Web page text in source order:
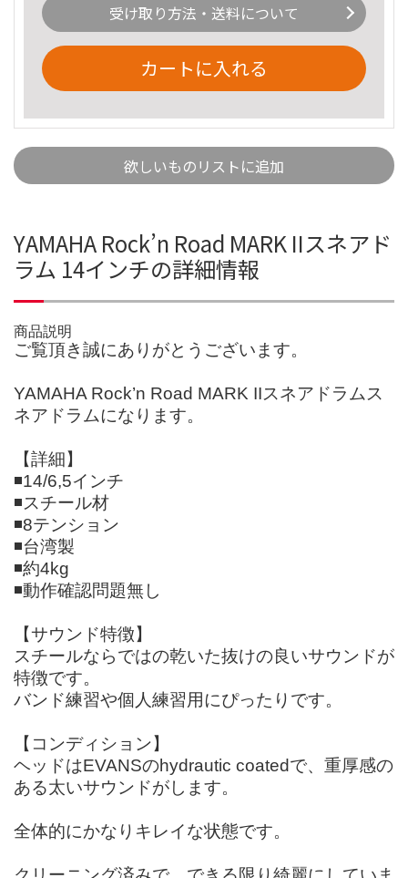
受け取り方法・送料について
カートに入れる
欲しいものリストに追加
YAMAHA Rock’n Road MARK IIスネアド
ラム 14インチの詳細情報
商品説明
ご覧頂き誠にありがとうございます。
YAMAHA Rock’n Road MARK IIスネアドラムス
ネアドラムになります。
【詳細】
◾️14/6,5インチ
◾️スチール材
◾️8テンション
◾️台湾製
◾️約4kg
◾️動作確認問題無し
【サウンド特徴】
スチールならではの乾いた抜けの良いサウンドが
特徴です。
バンド練習や個人練習用にぴったりです。
【コンディション】
ヘッドはEVANSのhydrautic coatedで、重厚感の
ある太いサウンドがします。
全体的にかなりキレイな状態です。